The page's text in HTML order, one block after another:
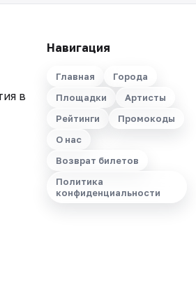
в
Навигация
Главная
Города
Площадки
Артисты
Рейтинги
Промокоды
О нас
Возврат билетов
Политика
конфиденциальности